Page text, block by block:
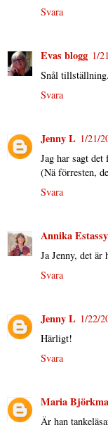
Svara
Evas blogg 1/
Snål
Svara
Jenny L 1/21/
Jag har sagt
(Nä förresten,
Svara
Annika Estassy
Ja Jenny, det är
Svara
Jenny L 1/22/
Härligt!
Svara
Maria
Är han